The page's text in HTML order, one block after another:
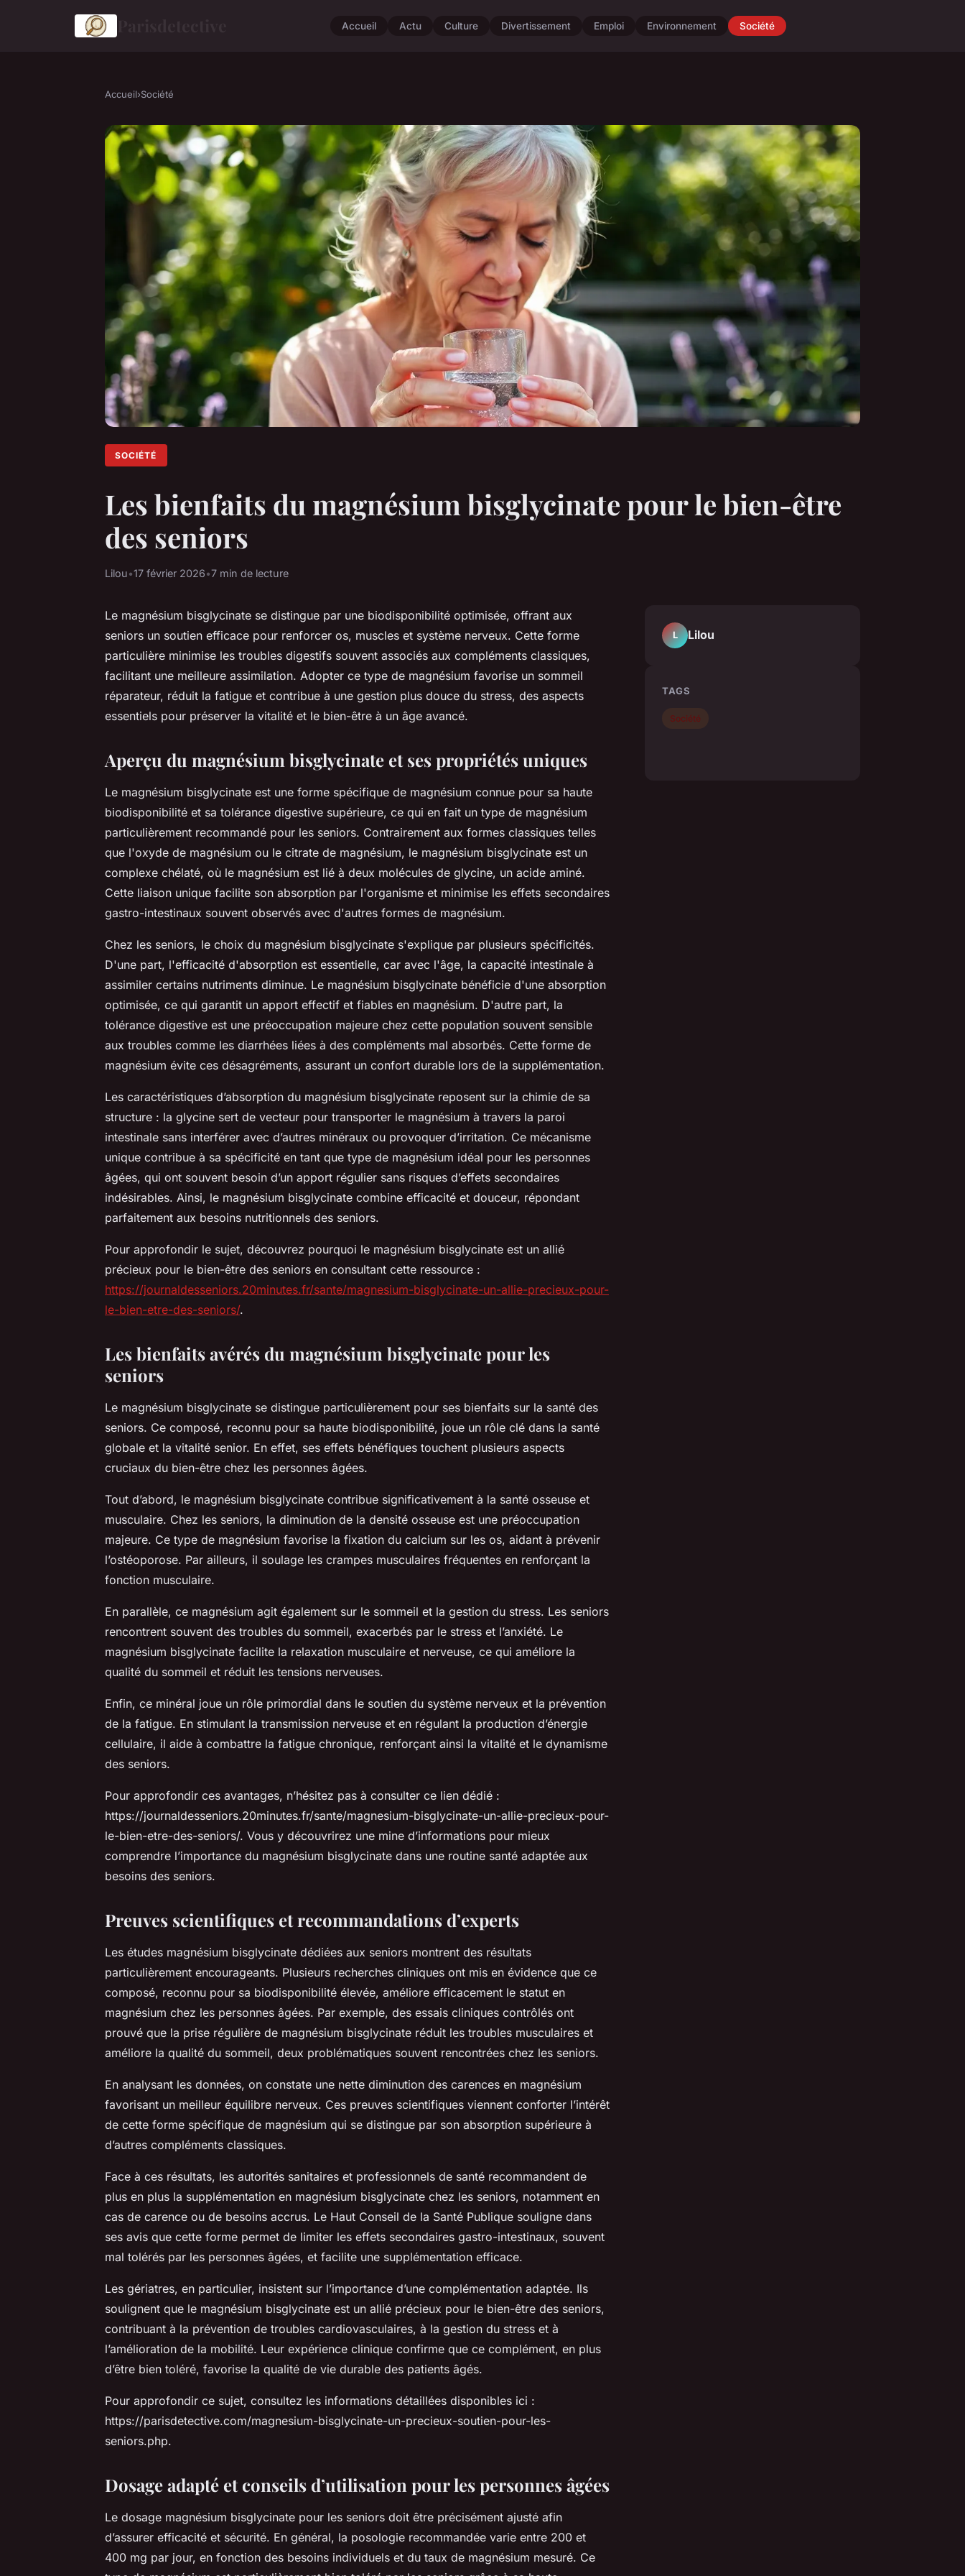
Accueil Actu Culture Divertissement Emploi Environnement Société
Accueil›Société
SOCIÉTÉ
Les bienfaits du magnésium bisglycinate pour le bien-être
des seniors
Lilou•17 février 2026•7 min de lecture
Le magnésium bisglycinate se distingue par une biodisponibilité optimisée, offrant aux
seniors un soutien efficace pour renforcer os, muscles et système nerveux. Cette forme
particulière minimise les troubles digestifs souvent associés aux compléments classiques,
facilitant une meilleure assimilation. Adopter ce type de magnésium favorise un sommeil
réparateur, réduit la fatigue et contribue à une gestion plus douce du stress, des aspects
essentiels pour préserver la vitalité et le bien-être à un âge avancé.
Aperçu du magnésium bisglycinate et ses propriétés uniques
Le magnésium bisglycinate est une forme spécifique de magnésium connue pour sa haute
biodisponibilité et sa tolérance digestive supérieure, ce qui en fait un type de magnésium
particulièrement recommandé pour les seniors. Contrairement aux formes classiques telles
que l'oxyde de magnésium ou le citrate de magnésium, le magnésium bisglycinate est un
complexe chélaté, où le magnésium est lié à deux molécules de glycine, un acide aminé.
Cette liaison unique facilite son absorption par l'organisme et minimise les effets secondaires
gastro-intestinaux souvent observés avec d'autres formes de magnésium.
Chez les seniors, le choix du magnésium bisglycinate s'explique par plusieurs spécificités.
D'une part, l'efficacité d'absorption est essentielle, car avec l'âge, la capacité intestinale à
assimiler certains nutriments diminue. Le magnésium bisglycinate bénéficie d'une absorption
optimisée, ce qui garantit un apport effectif et fiables en magnésium. D'autre part, la
tolérance digestive est une préoccupation majeure chez cette population souvent sensible
aux troubles comme les diarrhées liées à des compléments mal absorbés. Cette forme de
magnésium évite ces désagréments, assurant un confort durable lors de la supplémentation.
Les caractéristiques d’absorption du magnésium bisglycinate reposent sur la chimie de sa
structure : la glycine sert de vecteur pour transporter le magnésium à travers la paroi
intestinale sans interférer avec d’autres minéraux ou provoquer d’irritation. Ce mécanisme
unique contribue à sa spécificité en tant que type de magnésium idéal pour les personnes
âgées, qui ont souvent besoin d’un apport régulier sans risques d’effets secondaires
indésirables. Ainsi, le magnésium bisglycinate combine efficacité et douceur, répondant
parfaitement aux besoins nutritionnels des seniors.
Pour approfondir le sujet, découvrez pourquoi le magnésium bisglycinate est un allié
précieux pour le bien-être des seniors en consultant cette ressource :
https://journaldesseniors.20minutes.fr/sante/magnesium-bisglycinate-un-allie-precieux-pour-
le-bien-etre-des-seniors/.
Les bienfaits avérés du magnésium bisglycinate pour les
seniors
Le magnésium bisglycinate se distingue particulièrement pour ses bienfaits sur la santé des
seniors. Ce composé, reconnu pour sa haute biodisponibilité, joue un rôle clé dans la santé
globale et la vitalité senior. En effet, ses effets bénéfiques touchent plusieurs aspects
cruciaux du bien-être chez les personnes âgées.
Tout d’abord, le magnésium bisglycinate contribue significativement à la santé osseuse et
musculaire. Chez les seniors, la diminution de la densité osseuse est une préoccupation
majeure. Ce type de magnésium favorise la fixation du calcium sur les os, aidant à prévenir
l’ostéoporose. Par ailleurs, il soulage les crampes musculaires fréquentes en renforçant la
fonction musculaire.
En parallèle, ce magnésium agit également sur le sommeil et la gestion du stress. Les seniors
rencontrent souvent des troubles du sommeil, exacerbés par le stress et l’anxiété. Le
magnésium bisglycinate facilite la relaxation musculaire et nerveuse, ce qui améliore la
qualité du sommeil et réduit les tensions nerveuses.
Enfin, ce minéral joue un rôle primordial dans le soutien du système nerveux et la prévention
de la fatigue. En stimulant la transmission nerveuse et en régulant la production d’énergie
cellulaire, il aide à combattre la fatigue chronique, renforçant ainsi la vitalité et le dynamisme
des seniors.
Pour approfondir ces avantages, n’hésitez pas à consulter ce lien dédié :
https://journaldesseniors.20minutes.fr/sante/magnesium-bisglycinate-un-allie-precieux-pour-
le-bien-etre-des-seniors/. Vous y découvrirez une mine d’informations pour mieux
comprendre l’importance du magnésium bisglycinate dans une routine santé adaptée aux
besoins des seniors.
Preuves scientifiques et recommandations d’experts
Les études magnésium bisglycinate dédiées aux seniors montrent des résultats
particulièrement encourageants. Plusieurs recherches cliniques ont mis en évidence que ce
composé, reconnu pour sa biodisponibilité élevée, améliore efficacement le statut en
magnésium chez les personnes âgées. Par exemple, des essais cliniques contrôlés ont
prouvé que la prise régulière de magnésium bisglycinate réduit les troubles musculaires et
améliore la qualité du sommeil, deux problématiques souvent rencontrées chez les seniors.
En analysant les données, on constate une nette diminution des carences en magnésium
favorisant un meilleur équilibre nerveux. Ces preuves scientifiques viennent conforter l’intérêt
de cette forme spécifique de magnésium qui se distingue par son absorption supérieure à
d’autres compléments classiques.
Face à ces résultats, les autorités sanitaires et professionnels de santé recommandent de
plus en plus la supplémentation en magnésium bisglycinate chez les seniors, notamment en
cas de carence ou de besoins accrus. Le Haut Conseil de la Santé Publique souligne dans
ses avis que cette forme permet de limiter les effets secondaires gastro-intestinaux, souvent
mal tolérés par les personnes âgées, et facilite une supplémentation efficace.
Les gériatres, en particulier, insistent sur l’importance d’une complémentation adaptée. Ils
soulignent que le magnésium bisglycinate est un allié précieux pour le bien-être des seniors,
contribuant à la prévention de troubles cardiovasculaires, à la gestion du stress et à
l’amélioration de la mobilité. Leur expérience clinique confirme que ce complément, en plus
d’être bien toléré, favorise la qualité de vie durable des patients âgés.
Pour approfondir ce sujet, consultez les informations détaillées disponibles ici :
https://parisdetective.com/magnesium-bisglycinate-un-precieux-soutien-pour-les-
seniors.php.
Dosage adapté et conseils d’utilisation pour les personnes âgées
Le dosage magnésium bisglycinate pour les seniors doit être précisément ajusté afin
d’assurer efficacité et sécurité. En général, la posologie recommandée varie entre 200 et
400 mg par jour, en fonction des besoins individuels et du taux de magnésium mesuré. Ce
L Lilou
TAGS
Société